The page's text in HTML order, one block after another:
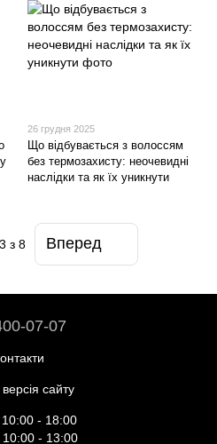
26 грудня 2025
Що відбувається з волоссям
без термозахисту: неочевидні
наслідки та як їх уникнути
3 з 8 Вперед
07-07
сайту
- 18:00
- 13:00